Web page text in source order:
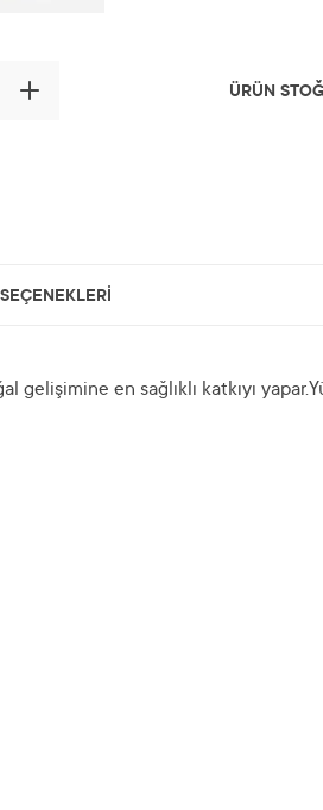
ÜRÜN
en sağlıklı katkıyı